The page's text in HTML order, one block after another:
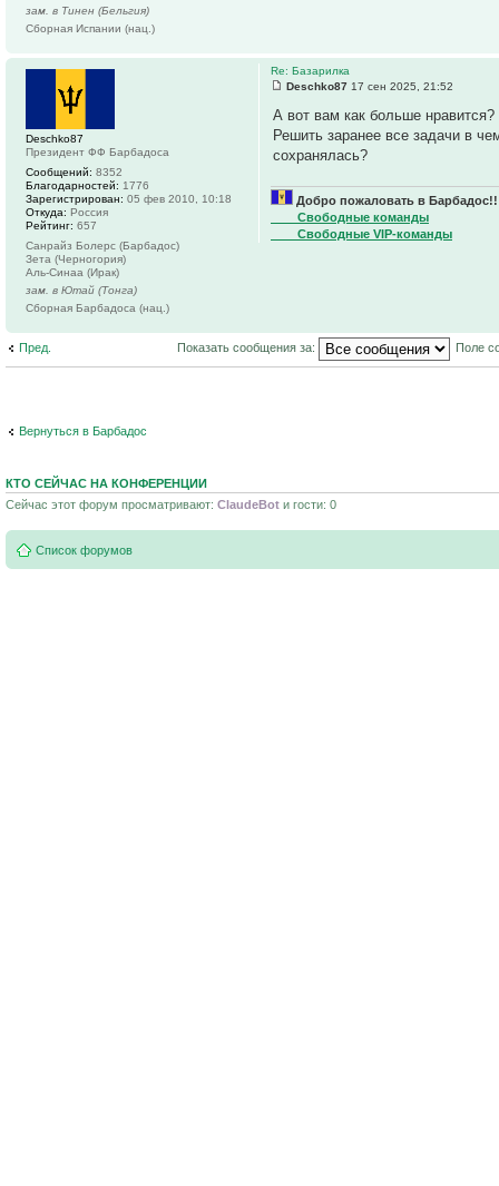
зам. в Тинен (Бельгия)
Сборная Испании (нац.)
Re: Базарилка
Deschko87 17 сен 2025, 21:52
А вот вам как больше нравится?
Решить заранее все задачи в
сохранялась?
Добро пожаловать в
____Свободные команды
____Свободные VIP-команды
Deschko87
Президент ФФ Барбадоса
Сообщений: 8352
Благодарностей: 1776
Зарегистрирован: 05 фев 2010, 10:18
Откуда: Россия
Рейтинг: 657
Санрайз Болерс (Барбадос)
Зета (Черногория)
Аль-Синаа (Ирак)
зам. в Ютай (Тонга)
Сборная Барбадоса (нац.)
Пред. Показать сообщения за: Поле
Вернуться в Барбадос
КТО СЕЙЧАС НА КОНФЕРЕНЦИИ
Сейчас этот форум просматривают: ClaudeBot и гости: 0
Список форумов